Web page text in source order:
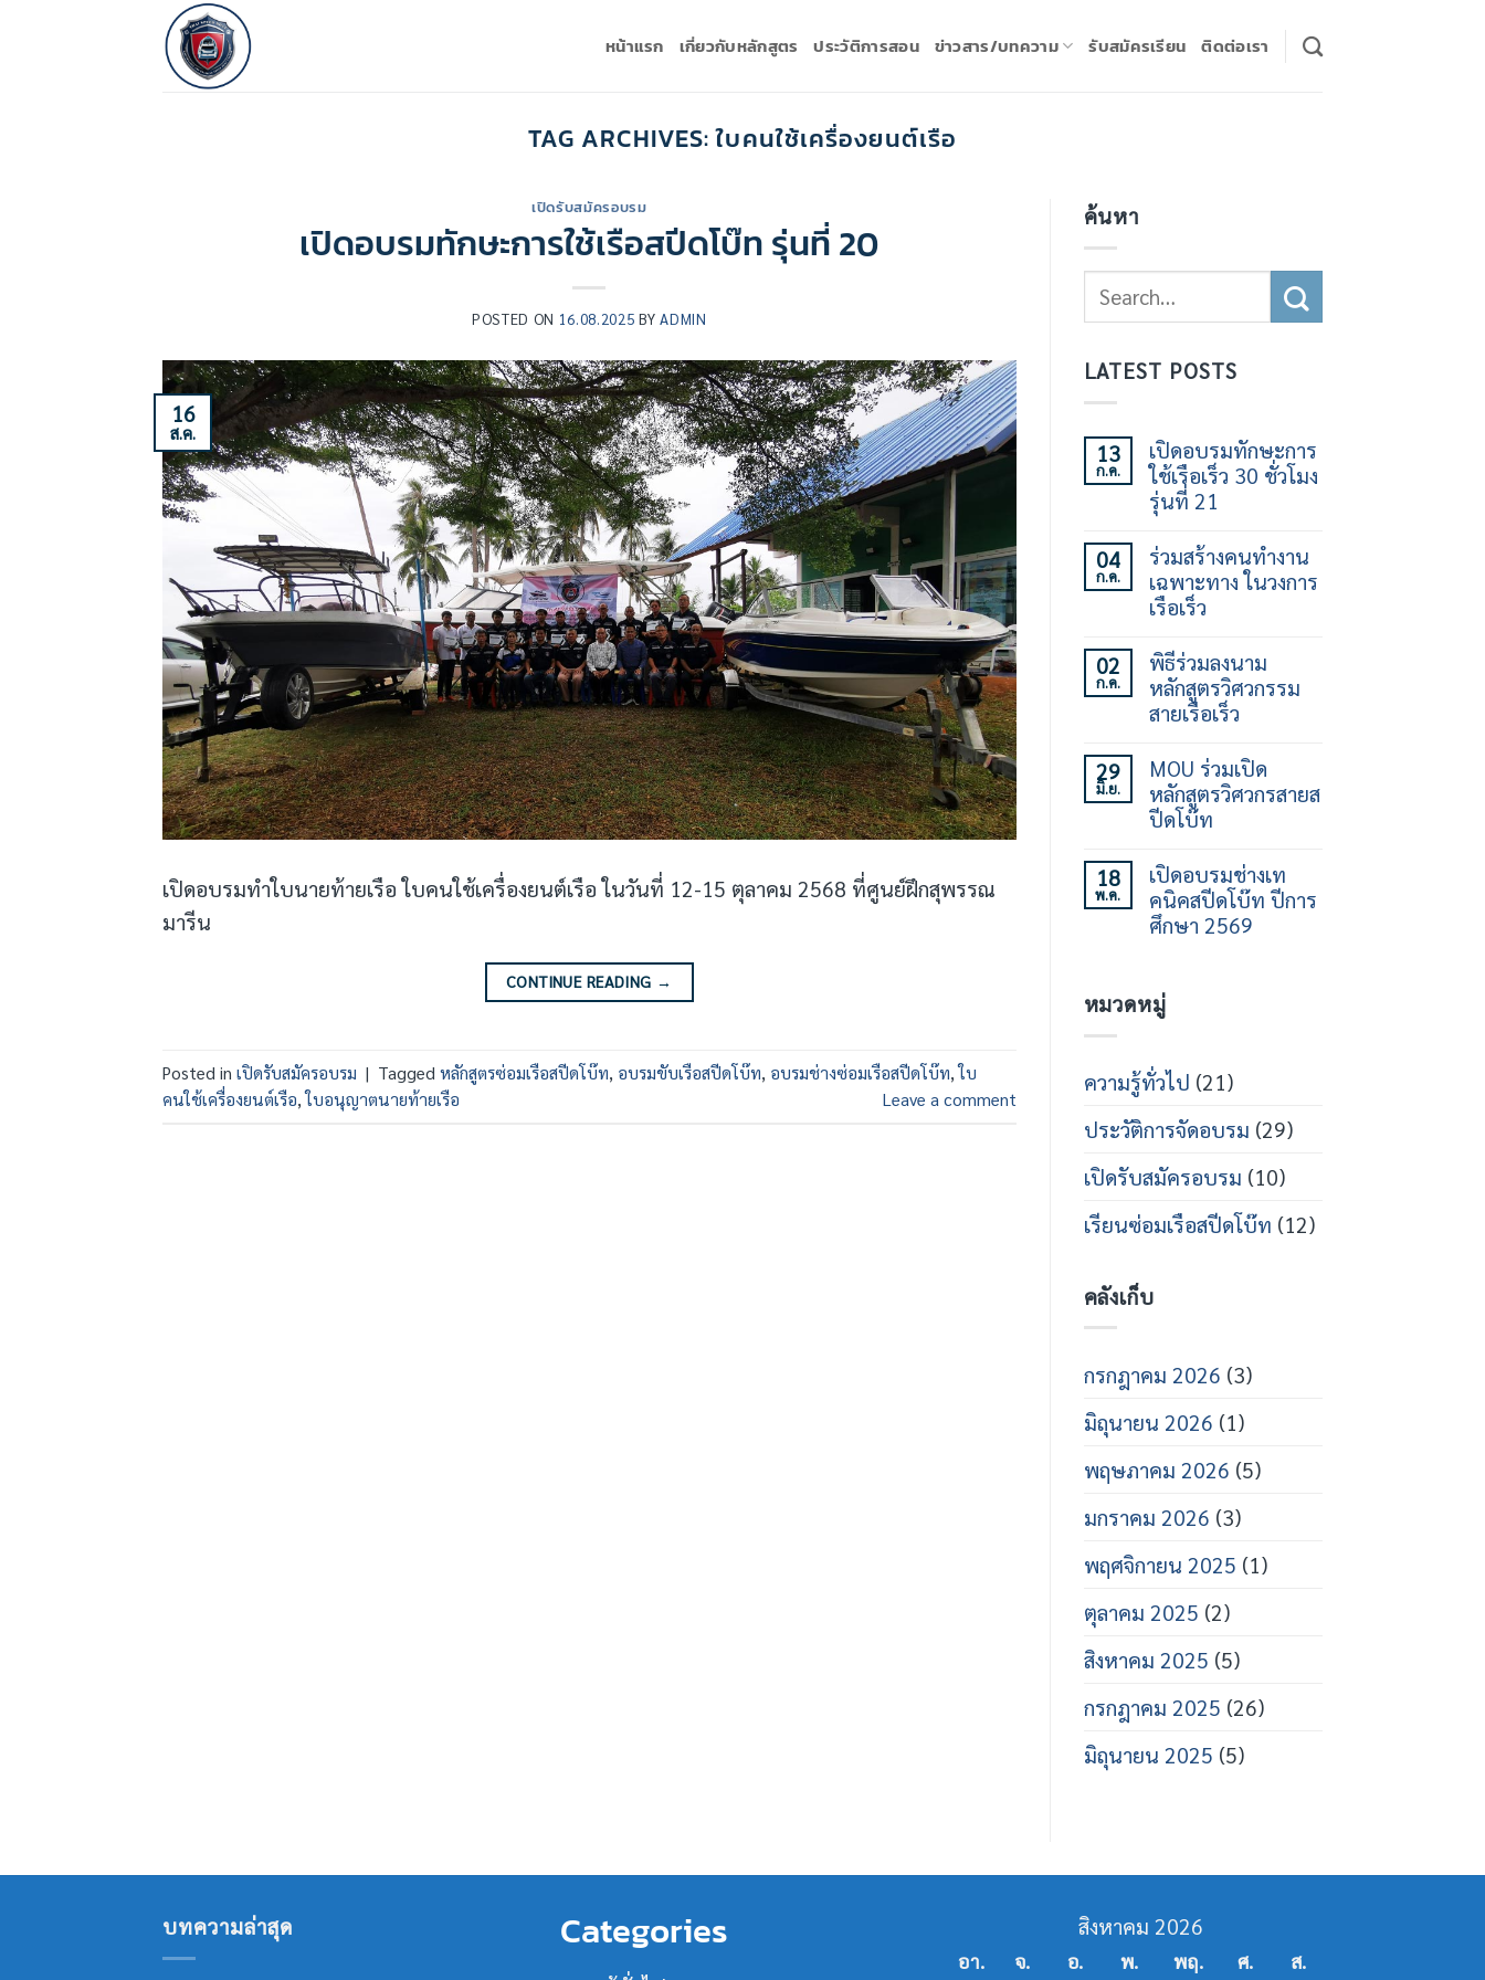
หน้าแรก เกี่ยวกับหลักสูตร ประวัติการสอน ข่าวสาร/บทความ รับสมัครเรียน ติดต่อเรา
TAG ARCHIVES:ใบคนใช้เครื่องยนต์เรือ
เปิดรับสมัครอบรม
เปิดอบรมทักษะการใช้เรือสปีดโบ๊ท รุ่นที่ 20
POSTED ON 16.08.2025 BYADMIN
16
ส.ค.
เปิดอบรมทำใบนายท้ายเรือ ใบคนใช้เครื่องยนต์เรือ ในวันที่ 12-15 ตุลาคม 2568 ที่ศูนย์ฝึกสุพรรณ
มารีน
CONTINUE READING →
Posted in เปิดรับสมัครอบรม | Tagged หลักสูตรซ่อมเรือสปีดโบ๊ท, อบรมขับเรือสปีดโบ๊ท, อบรมช่างซ่อมเรือสปีดโบ๊ท,ใบ
คนใช้เครื่องยนต์เรือ,ใบอนุญาตนายท้ายเรือ Leave a comment
ค้นหา
LATEST POSTS
13
ก.ค.
เปิดอบรมทักษะการ
ใช้เรือเร็ว 30 ชั่วโมง
รุ่นที่ 21
ความ
เห็น
บน
เปิด
อบรม
การ
ใช้
เรือ
เร็ว
30
ที่
21
04
ก.ค.
ร่วมสร้างคนทำงาน
เฉพาะทาง ในวงการ
เรือเร็ว
ความ
เห็น
บน
ร่วม
สร้าง
เฉพาะ
ทาง
ใน
วงการ
เร็ว
02
ก.ค.
พิธีร่วมลงนาม
หลักสูตรวิศวกรรม
สายเรือเร็ว
เห็น
บน
พิธี
ร่วม
นาม
หลักสูตร
วิศวกรรม
สาย
เรือ
29
มิ.ย.
MOU ร่วมเปิด
หลักสูตรวิศวกรสายส
ปีดโบ๊ท
ความ
เห็น
บน
MOU
ร่วม
กร
สาย
โบ๊ท
18
พ.ค.
เปิดอบรมช่างเท
คนิคสปีดโบ๊ท ปีการ
ศึกษา 2569
บน
เปิด
เท
คนิคส
โบ๊ท
ปี
ศึกษา
หมวดหมู่
ความรู้ทั่วไป (21)
ประวัติการจัดอบรม (29)
เปิดรับสมัครอบรม (10)
เรียนซ่อมเรือสปีดโบ๊ท (12)
คลังเก็บ
กรกฎาคม 2026 (3)
มิถุนายน 2026 (1)
พฤษภาคม 2026 (5)
มกราคม 2026 (3)
พฤศจิกายน 2025 (1)
ตุลาคม 2025 (2)
สิงหาคม 2025 (5)
กรกฎาคม 2025 (26)
มิถุนายน 2025 (5)
บทความล่าสุด Categories สิงหาคม 2026
อา. จ. อ. พ. พฤ. ศ. ส.